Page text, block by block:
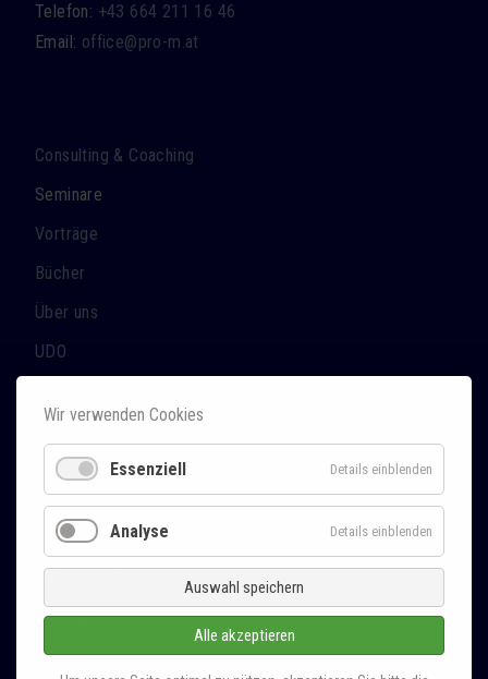
Wir verwenden Cookies
Essenziell Details einblenden
Analyse Details einblenden
Auswahl speichern
Alle akzeptieren
Telefon: +43 664 211 16 46
Email: office@pro-m.at
Navigation
überspringen
Consulting & Coaching
Seminare
Vorträge
Bücher
Über uns
UDO
Home
Impressum
Sitemap
Δ